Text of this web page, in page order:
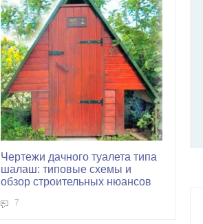
Чертежи дачного туалета типа
шалаш: типовые схемы и
обзор строительных нюансов
7